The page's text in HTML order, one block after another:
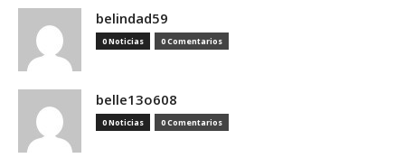
belindad59
0 Noticias 0 Comentarios
belle13o608
0 Noticias 0 Comentarios